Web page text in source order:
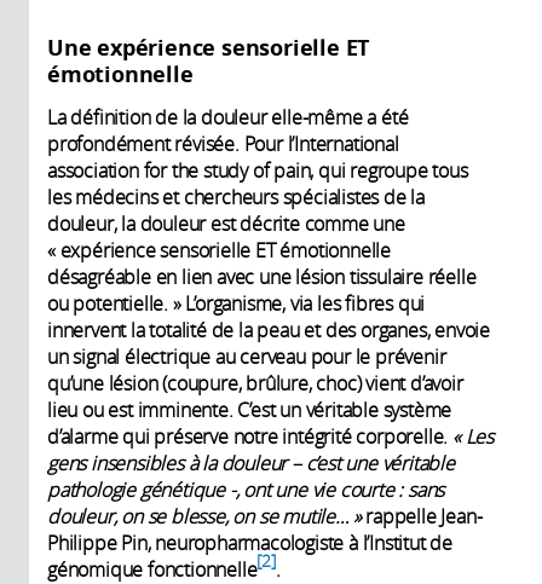
Une expérience sensorielle ET
émotionnelle
La définition de la douleur elle-même a été
profondément révisée. Pour l’International
association for the study of pain, qui regroupe tous
les médecins et chercheurs spécialistes de la
douleur, la douleur est décrite comme une
« expérience sensorielle ET émotionnelle
désagréable en lien avec une lésion tissulaire réelle
ou potentielle. » L’organisme, via les fibres qui
innervent la totalité de la peau et des organes, envoie
un signal électrique au cerveau pour le prévenir
qu’une lésion (coupure, brûlure, choc) vient d’avoir
lieu ou est imminente. C’est un véritable système
d’alarme qui préserve notre intégrité corporelle. « Les
gens insensibles à la douleur – c’est une véritable
pathologie génétique -, ont une vie courte : sans
douleur, on se blesse, on se mutile… »rappelle Jean-
Philippe Pin, neuropharmacologiste à l’Institut de
génomique fonctionnelle 2 .